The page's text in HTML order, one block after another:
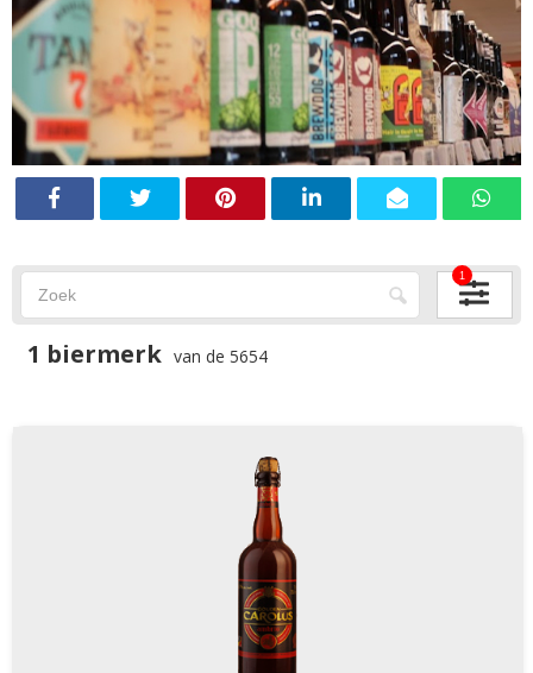
1
1 biermerk van de 5654